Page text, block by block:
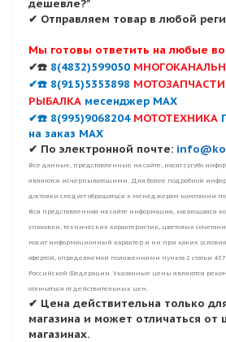
дешевле?"
✔ Отправляем товар в любой
Мы готовы ответить на любые
✔☎️ 8(4832)599050
✔☎️ 8(915)5353898
РЫБАЛКА месенджер MAX
✔☎️ 8(995)9068204 МОТОТЕХНИКА
на заказ MAX
✔ По электронной почте:
Все данные, представленные на сайте, носят сугубо
являются исчерпывающими. Для более подробной
доставки следует обращаться к менеджерам компании
Вся представленная на сайте информация, касающаяся
упаковки, технических характеристик, цветовых
носит информационный характер и ни при каких
офертой, определяемой положениями пункта 2 статьи 437
Российской Федерации. Указанные цены являются
отличаться от действительных цен.
✔ Цена действительна только
магазина и может отличаться от
магазинах.